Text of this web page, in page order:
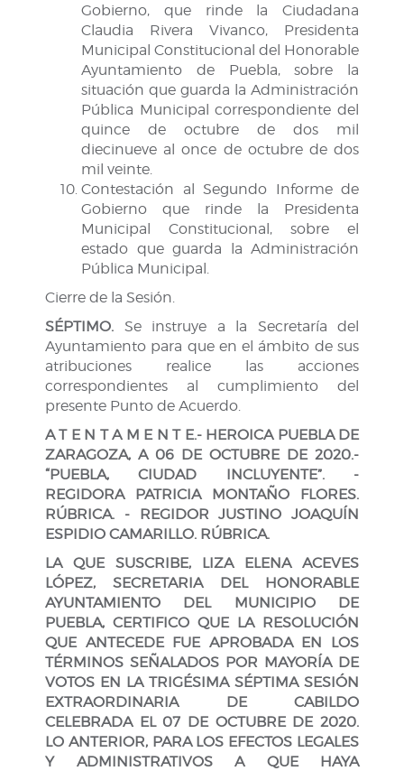
Gobierno, que rinde la Ciudadana
Claudia Rivera Vivanco, Presidenta
Municipal Constitucional del Honorable
Ayuntamiento de Puebla, sobre la
situación que guarda la Administración
Pública Municipal correspondiente del
quince de octubre de dos mil
diecinueve al once de octubre de dos
mil veinte.
Contestación al Segundo Informe de
Gobierno que rinde la Presidenta
Municipal Constitucional, sobre el
estado que guarda la Administración
Pública Municipal.
Cierre de la Sesión.
SÉPTIMO. Se instruye a la Secretaría del
Ayuntamiento para que en el ámbito de sus
atribuciones realice las acciones
correspondientes al cumplimiento del
presente Punto de Acuerdo.
A T E N T A M E N T E.- HEROICA PUEBLA DE
ZARAGOZA, A 06 DE OCTUBRE DE 2020.-
“PUEBLA, CIUDAD INCLUYENTE”. -
REGIDORA PATRICIA MONTAÑO FLORES.
RÚBRICA. - REGIDOR JUSTINO JOAQUÍN
ESPIDIO CAMARILLO. RÚBRICA.
LA QUE SUSCRIBE, LIZA ELENA ACEVES
LÓPEZ, SECRETARIA DEL HONORABLE
AYUNTAMIENTO DEL MUNICIPIO DE
PUEBLA, CERTIFICO QUE LA RESOLUCIÓN
QUE ANTECEDE FUE APROBADA EN LOS
TÉRMINOS SEÑALADOS POR MAYORÍA DE
VOTOS EN LA TRIGÉSIMA SÉPTIMA SESIÓN
EXTRAORDINARIA DE CABILDO
CELEBRADA EL 07 DE OCTUBRE DE 2020.
LO ANTERIOR, PARA LOS EFECTOS LEGALES
Y ADMINISTRATIVOS A QUE HAYA